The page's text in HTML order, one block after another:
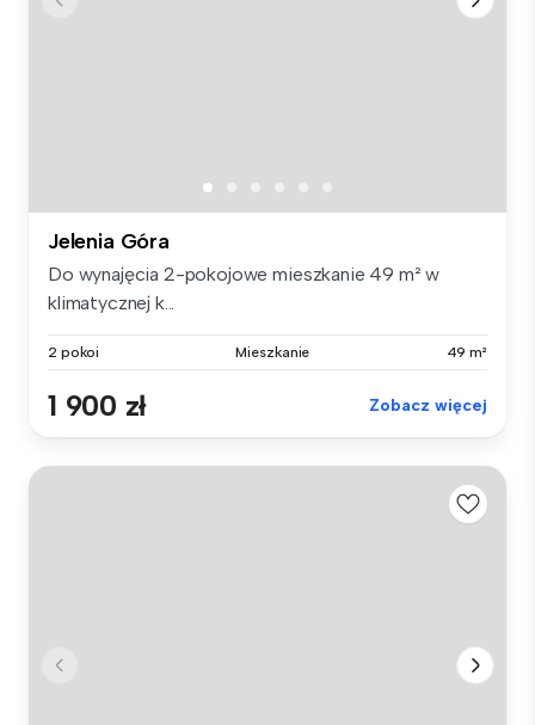
Jelenia Góra
Do wynajęcia 2-pokojowe mieszkanie 49 m² w
klimatycznej k...
2 pokoi Mieszkanie 49 m²
1 900 zł Zobacz więcej